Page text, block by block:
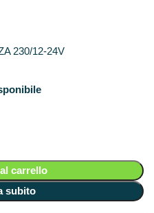
230/12-24V
carrello
subito